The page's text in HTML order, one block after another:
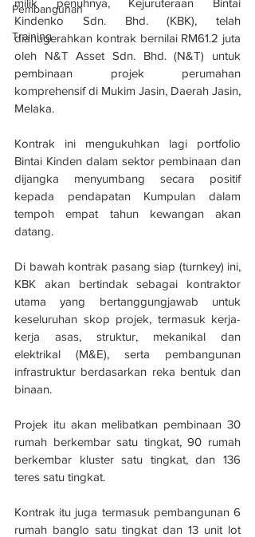
Pembangunan
Training
Kindenko Sdn. Bhd. (KBK), telah
dianugerahkan kontrak bernilai RM61.2 juta
oleh N&T Asset Sdn. Bhd. (N&T) untuk
pembinaan projek perumahan
komprehensif di Mukim Jasin, Daerah Jasin,
Melaka.
Kontrak ini mengukuhkan lagi portfolio
Bintai Kinden dalam sektor pembinaan dan
dijangka menyumbang secara positif
kepada pendapatan Kumpulan dalam
tempoh empat tahun kewangan akan
datang.
Di bawah kontrak pasang siap (turnkey) ini,
KBK akan bertindak sebagai kontraktor
utama yang bertanggungjawab untuk
keseluruhan skop projek, termasuk kerja-
kerja asas, struktur, mekanikal dan
elektrikal (M&E), serta pembangunan
infrastruktur berdasarkan reka bentuk dan
binaan.
Projek itu akan melibatkan pembinaan 30
rumah berkembar satu tingkat, 90 rumah
berkembar kluster satu tingkat, dan 136
teres satu tingkat.
Kontrak itu juga termasuk pembangunan 6
rumah banglo satu tingkat dan 13 unit lot